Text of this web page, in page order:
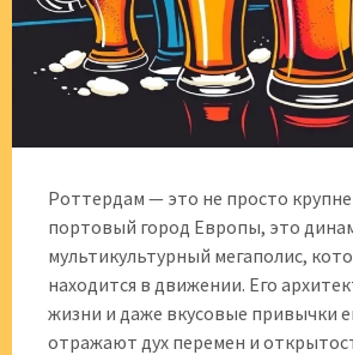
Роттердам — это не просто
портовый город Европы, это
мультикультурный мегаполис,
находится в движении. Его
жизни и даже вкусовые привычки
отражают дух перемен и